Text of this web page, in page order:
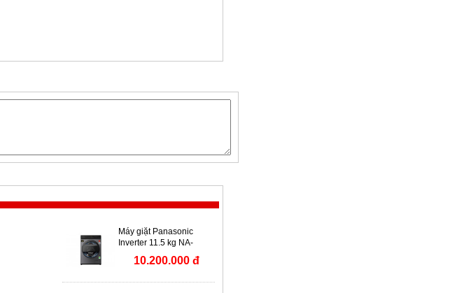
Máy giặt Panasonic
Inverter 11.5 kg NA-
V115FA1LV
10.200.000 đ